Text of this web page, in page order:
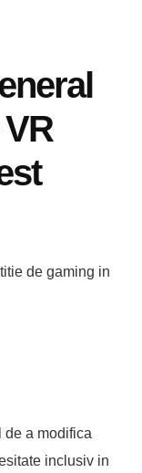
de gaming in
de a modifica
inclusiv in